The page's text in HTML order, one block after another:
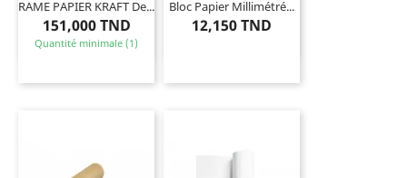
RAME PAPIER KRAFT De...
151,000 TND
Quantité minimale (1)
Bloc Papier Millimétré...
12,150 TND